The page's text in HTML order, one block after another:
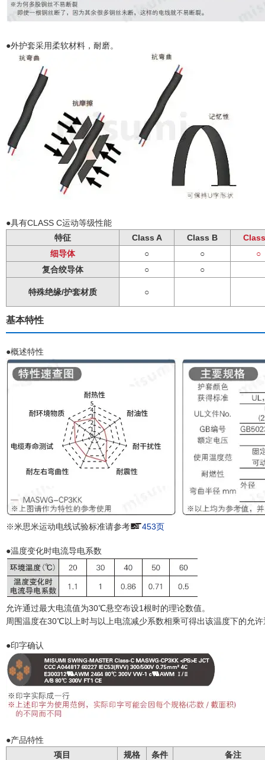
●外护套采用柔软材料，耐磨。
●具有CLASS C运动等级性能
特征
Class A Class B
细导体
○ ○
○
复合绞导体
○ ○
特殊绝缘/护套材质 ○
基本特性
●概述特性
※米思米运动电线试验标准请参考 453页
●温度变化时电流导电系数
允许通过最大电流值为30℃悬空布设1根时的理论数值。
周围温度在30℃以上时与以上电流减少系数相乘可得出该温度下的允
●印字确认
●产品特性
项目
规格 条件 备注